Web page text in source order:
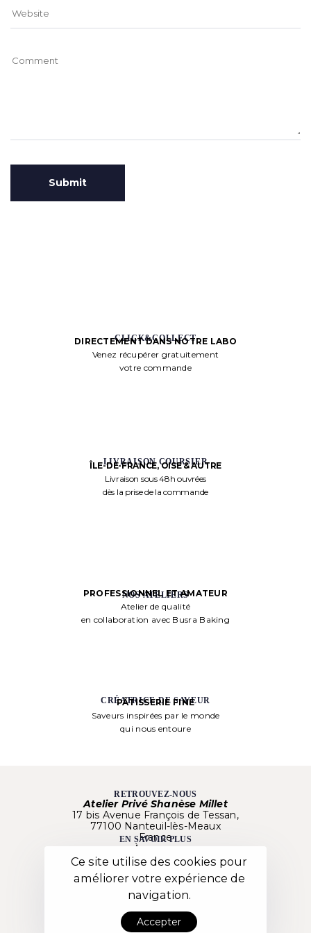
CLICK&COLLECT
DIRECTEMENT DANS NOTRE LABO
Venez récupérer gratuitement
votre commande
LIVRAISON COURSIER
ÎLE-DE-FRANCE, OISE & AUTRE
Livraison sous 48h ouvrées
dès la prise de la commande
NOS ATELIERS
PROFESSIONNEL ET AMATEUR
Atelier de qualité
en collaboration avec Busra Baking
CRÉATRICE DE SAVEUR
PÂTISSERIE FINE
Saveurs inspirées par le monde
qui nous entoure
RETROUVEZ-NOUS
Atelier Privé Shanèse Millet
17 bis Avenue François de Tessan,
77100 Nanteuil-lès-Meaux
France
EN SAVOIR PLUS
À propos
Nos créations
Besoin d’aide ?
Nos Ateliers
LIENS UTILES
Mentions Légales
Données personnelles
NOUS SUIVRE
Ce site utilise des cookies pour
améliorer votre expérience de
navigation.
Accepter